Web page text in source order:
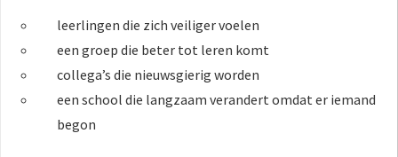
leerlingen die zich veiliger voelen
een groep die beter tot leren komt
collega’s die nieuwsgierig worden
een school die langzaam verandert omdat er iemand
begon